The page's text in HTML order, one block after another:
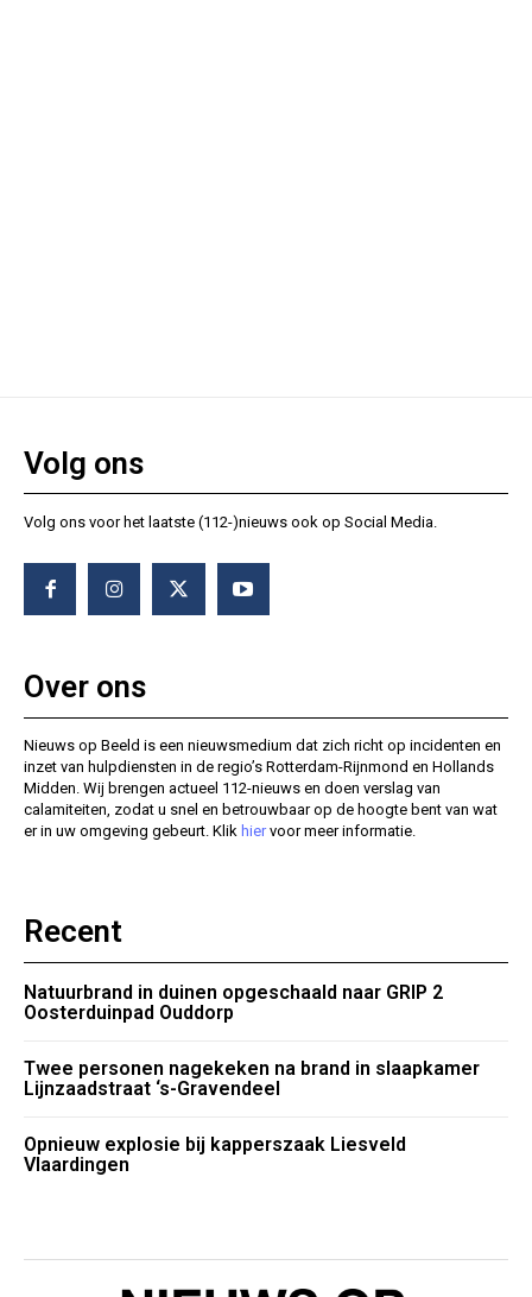
Volg ons
Volg ons voor het laatste (112-)nieuws ook op Social Media.
Over ons
Nieuws op Beeld is een nieuwsmedium dat zich richt op incidenten en
inzet van hulpdiensten in de regio’s Rotterdam-Rijnmond en Hollands
Midden. Wij brengen actueel 112-nieuws en doen verslag van
calamiteiten, zodat u snel en betrouwbaar op de hoogte bent van wat
er in uw omgeving gebeurt. Klik hiervoor meer informatie.
Recent
Natuurbrand in duinen opgeschaald naar GRIP 2
Oosterduinpad Ouddorp
Twee personen nagekeken na brand in slaapkamer
Lijnzaadstraat ‘s-Gravendeel
Opnieuw explosie bij kapperszaak Liesveld
Vlaardingen